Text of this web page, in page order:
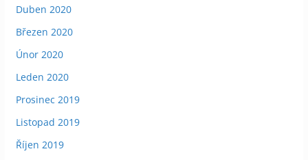
Duben 2020
Březen 2020
Únor 2020
Leden 2020
Prosinec 2019
Listopad 2019
Říjen 2019